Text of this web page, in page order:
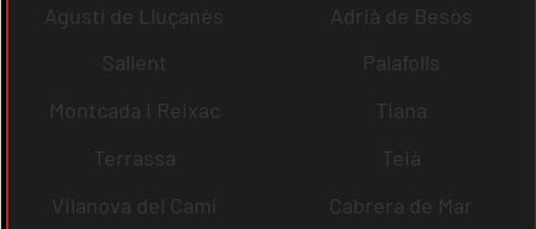
Agustí de Lluçanès
Adrià de Besòs
Sallent
Palafolls
Montcada i Reixac
Tiana
Terrassa
Teià
Vilanova del Camí
Cabrera de Mar